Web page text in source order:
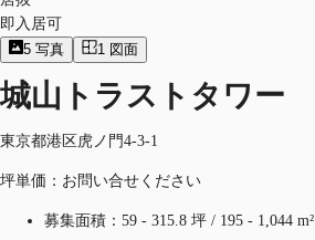
即入居可
5 写真 1 図面
城山トラストタワー
東京都港区虎ノ門4-3-1
坪単価：お問い合せください
募集面積： 59 - 315.8 坪 / 195 - 1,044 m²